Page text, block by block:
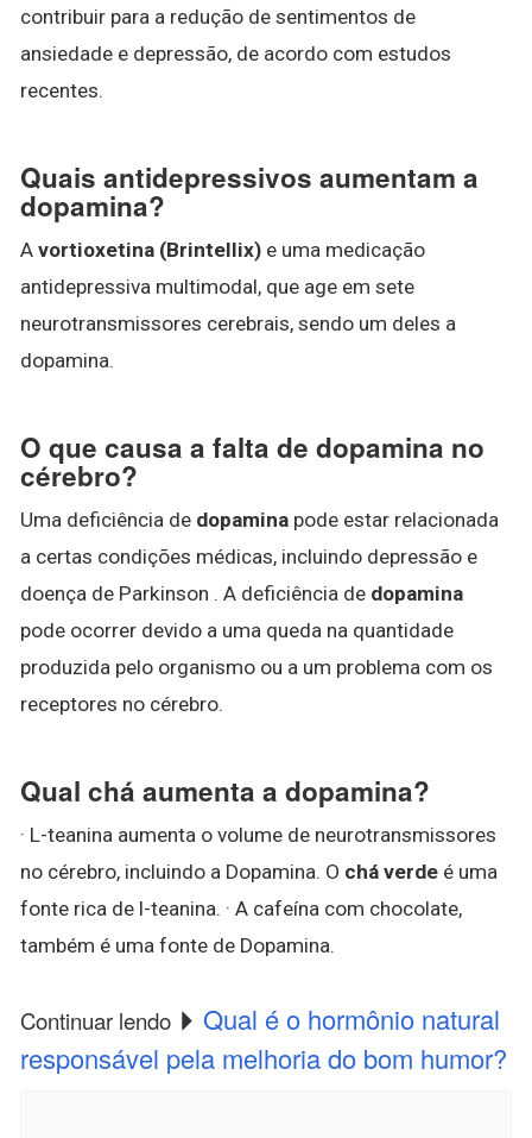
contribuir para a redução de sentimentos de
ansiedade e depressão, de acordo com estudos
recentes.
Quais antidepressivos aumentam a
dopamina?
A vortioxetina (Brintellix) e uma medicação
antidepressiva multimodal, que age em sete
neurotransmissores cerebrais, sendo um deles a
dopamina.
O que causa a falta de dopamina no
cérebro?
Uma deficiência de dopamina pode estar relacionada
a certas condições médicas, incluindo depressão e
doença de Parkinson . A deficiência de dopamina
pode ocorrer devido a uma queda na quantidade
produzida pelo organismo ou a um problema com os
receptores no cérebro.
Qual chá aumenta a dopamina?
· L-teanina aumenta o volume de neurotransmissores
no cérebro, incluindo a Dopamina. O chá verde é uma
fonte rica de l-teanina. · A cafeína com chocolate,
também é uma fonte de Dopamina.
Continuar lendo
Qual é o hormônio natural
responsável pela melhoria do bom humor?